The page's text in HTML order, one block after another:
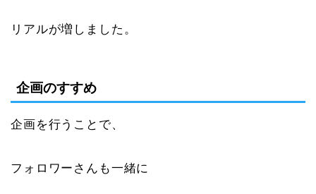
リアルが増しました。
企画のすすめ
企画を行うことで、
フォロワーさんも一緒に